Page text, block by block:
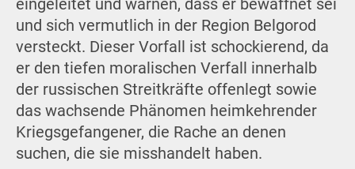
eingeleitet und warnen, dass er bewaffnet sei
und sich vermutlich in der Region Belgorod
versteckt. Dieser Vorfall ist schockierend, da
er den tiefen moralischen Verfall innerhalb
der russischen Streitkräfte offenlegt sowie
das wachsende Phänomen heimkehrender
Kriegsgefangener, die Rache an denen
suchen, die sie misshandelt haben.